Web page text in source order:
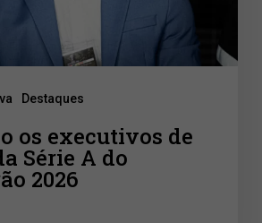
Destaques
os executivos de
Série A do
2026